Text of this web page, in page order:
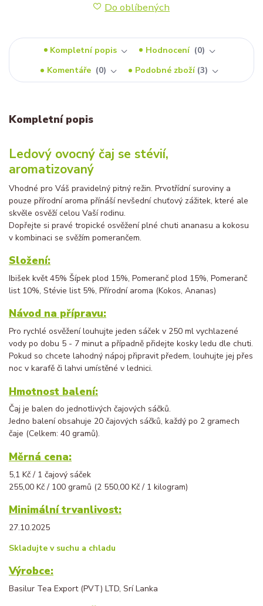
Do oblíbených
Kompletní popis Hodnocení
0
Komentáře
0 Podobné zboží 3
Kompletní popis
Ledový ovocný čaj se stévií,
aromatizovaný
Vhodné pro Váš pravidelný pitný režin. Prvotřídní suroviny a
pouze přírodní aroma přínáší nevšední chuťový zážitek, které ale
skvěle osvěží celou Vaší rodinu.
Dopřejte si pravé tropické osvěžení plné chuti ananasu a kokosu
v kombinaci se svěžím pomerančem.
Složení:
Ibišek květ 45% Šípek plod 15%, Pomeranč plod 15%, Pomeranč
list 10%, Stévie list 5%, Přírodní aroma (Kokos, Ananas)
Návod na přípravu:
Pro rychlé osvěžení louhujte jeden sáček v 250 ml vychlazené
vody po dobu 5 - 7 minut a případně přidejte kosky ledu dle chuti.
Pokud so chcete lahodný nápoj připravit předem, louhujte jej přes
noc v karafě či lahvi umístěné v lednici.
Hmotnost balení:
Čaj je balen do jednotlivých čajových sáčků.
Jedno balení obsahuje 20 čajových sáčků, každý po 2 gramech
čaje (Celkem: 40 gramů).
Měrná cena:
5,1 Kč / 1 čajový sáček
255,00 Kč / 100 gramů (2 550,00 Kč / 1 kilogram)
Minimální trvanlivost:
27.10.2025
Skladujte v suchu a chladu
Výrobce:
Basilur Tea Export (PVT) LTD, Srí Lanka